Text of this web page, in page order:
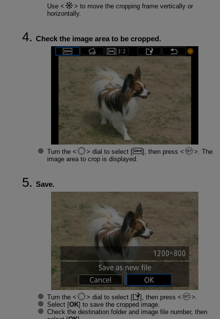
Use
to move the cropping frame vertically or
horizontally.
Check the image area to be cropped.
Turn the dial to select [ ], then press
. The
image area to crop is displayed.
Save.
Turn the dial to select [ ], then press
.
Select [OK] to save the cropped image.
Check the destination folder and image file number, then